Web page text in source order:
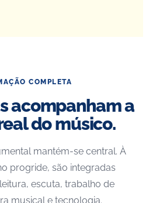
COMPLETA
acompanham a
do músico.
mantém-se central. À
progride, são integradas
escuta, trabalho de
musical e tecnologia.